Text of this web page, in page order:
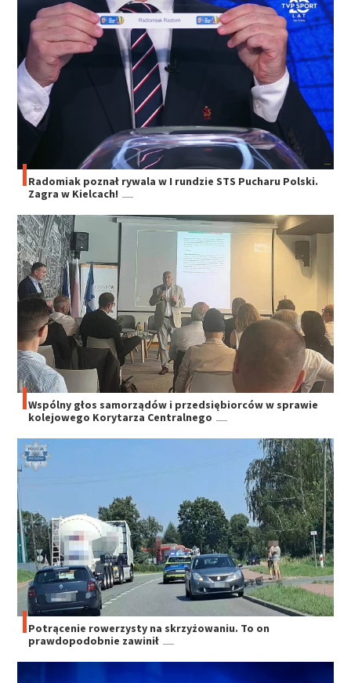
Radomiak poznał rywala w I rundzie STS Pucharu Polski.
Zagra w Kielcach!
Wspólny głos samorządów i przedsiębiorców w sprawie
kolejowego Korytarza Centralnego
Potrącenie rowerzysty na skrzyżowaniu. To on
prawdopodobnie zawinił